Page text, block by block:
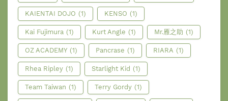
KAIENTAI DOJO (1) KENSO (1)
Kai Fujimura (1) Kurt Angle (1) Mr.雁之助 (1)
OZ ACADEMY (1) Pancrase (1) RIARA (1)
Rhea Ripley (1) Starlight Kid (1)
Team Taiwan (1) Terry Gordy (1)